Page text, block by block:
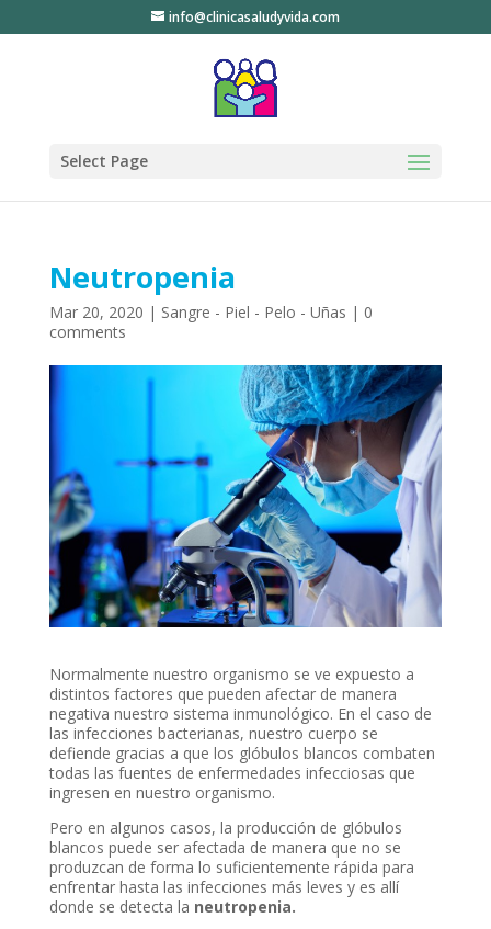
info@clinicasaludyvida.com
Select Page
Neutropenia
Mar 20, 2020 | Sangre - Piel - Pelo - Uñas | 0
comments
Normalmente nuestro organismo se ve expuesto a
distintos factores que pueden afectar de manera
negativa nuestro sistema inmunológico. En el caso de
las infecciones bacterianas, nuestro cuerpo se
defiende gracias a que los glóbulos blancos combaten
todas las fuentes de enfermedades infecciosas que
ingresen en nuestro organismo.
Pero en algunos casos, la producción de glóbulos
blancos puede ser afectada de manera que no se
produzcan de forma lo suficientemente rápida para
enfrentar hasta las infecciones más leves y es allí
donde se detecta la neutropenia.